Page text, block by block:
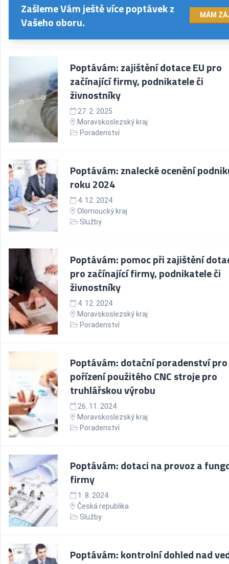
Zašleme Vám ještě více poptávek z
Vašeho oboru.
MÁM
Poptávám: zajištění dotace EU pro
začínající firmy, podnikatele či
živnostníky
27. 2. 2025
Moravskoslezský kraj
Poradenství
Poptávám: znalecké ocenění
roku 2024
4. 12. 2024
Olomoucký kraj
Služby
Poptávám: pomoc při zajištění
pro začínající firmy, podnikatele či
živnostníky
4. 12. 2024
Moravskoslezský kraj
Poradenství
Poptávám: dotační poradenství pro
pořízení použitého CNC stroje pro
truhlářskou výrobu
26. 11. 2024
Moravskoslezský kraj
Poradenství
Poptávám: dotaci na provoz a
firmy
1. 8. 2024
Česká republika
Služby
Poptávám: kontrolní dohled nad